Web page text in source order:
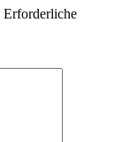
Erforderliche